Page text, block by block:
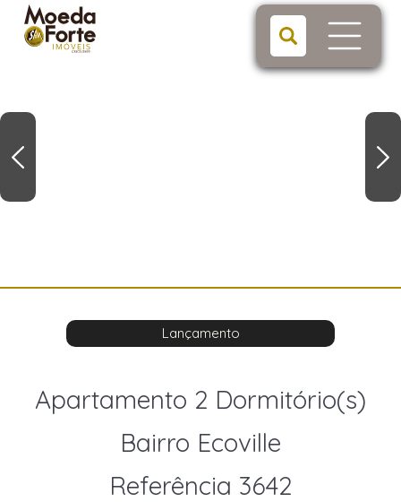
Lançamento
Apartamento 2 Dormitório(s)
Bairro Ecoville
Referência 3642